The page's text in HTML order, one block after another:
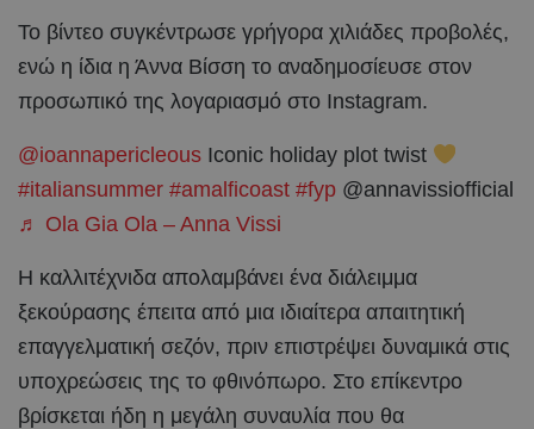
Το βίντεο συγκέντρωσε γρήγορα χιλιάδες προβολές,
ενώ η ίδια η Άννα Βίσση το αναδημοσίευσε στον
προσωπικό της λογαριασμό στο Instagram.
@ioannapericleous Iconic holiday plot twist
#italiansummer #amalficoast #fyp @annavissiofficial
♬ Ola Gia Ola – Anna Vissi
Η καλλιτέχνιδα απολαμβάνει ένα διάλειμμα
ξεκούρασης έπειτα από μια ιδιαίτερα απαιτητική
επαγγελματική σεζόν, πριν επιστρέψει δυναμικά στις
υποχρεώσεις της το φθινόπωρο. Στο επίκεντρο
βρίσκεται ήδη η μεγάλη συναυλία που θα